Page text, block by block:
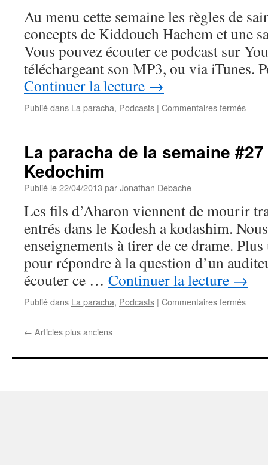
Au menu cette semaine les règles de
concepts de Kiddouch Hachem et une
Vous pouvez écouter ce podcast sur
téléchargeant son MP3, ou via iTunes.
Continuer la lecture →
Publié dans La paracha, Podcasts | Commentaires ferméssur
la
La paracha de la semaine #27
Kedochim
Publié le22/04/2013 parJonathan Debache
Les fils d’Aharon viennent de mourir
entrés dans le Kodesh a kodashim.
enseignements à tirer de ce drame.
pour répondre à la question d’un
écouter ce … Continuer la lecture →
Publié dans La paracha, Podcasts | Commentaires ferméssur
← Articles plus anciens